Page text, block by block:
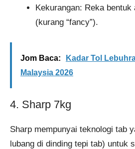
Kekurangan: Reka
(kurang “fancy”).
Jom Baca:
Kadar Tol
Malaysia 2026
4. Sharp 7kg
Sharp mempunyai teknologi tab
lubang di dinding tepi tab) untuk